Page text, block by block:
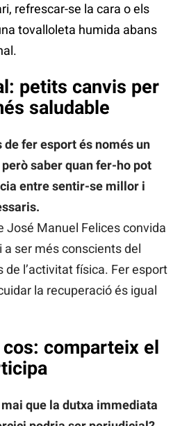
refrescar-se la cara o els
tovalloleta humida abans
petits canvis per
saludable
fer esport és només un
saber quan fer-ho pot
entre sentir-se millor i
José Manuel Felices convida
a ser més conscients del
de l’activitat física. Fer esport
la recuperació és igual
comparteix el
que la dutxa immediata